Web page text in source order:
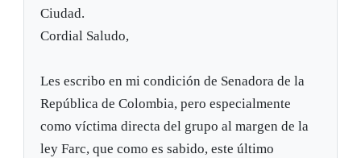
Ciudad.
Cordial Saludo,
Les escribo en mi condición de Senadora de la
República de Colombia, pero especialmente
como víctima directa del grupo al margen de la
ley Farc, que como es sabido, este último